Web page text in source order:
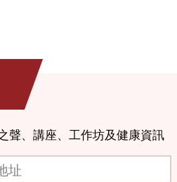
聲、講座、工作坊及健康資訊